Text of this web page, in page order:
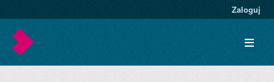
Zaloguj